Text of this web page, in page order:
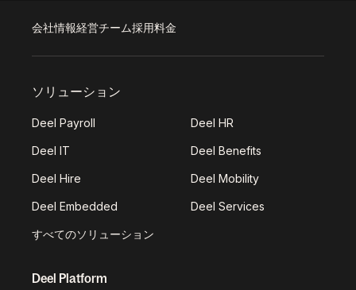
会社情報経営チーム採用料金
ソリューション
Deel Payroll Deel HR
Deel IT Deel Benefits
Deel Hire Deel Mobility
Deel Embedded Deel Services
すべてのソリューション
Deel Platform